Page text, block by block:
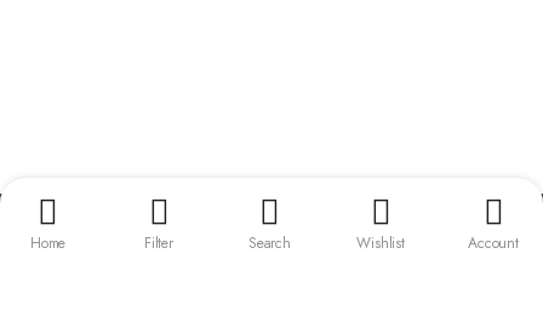
vdstsporttaucher.de
Home Filter Search Wishlist Account